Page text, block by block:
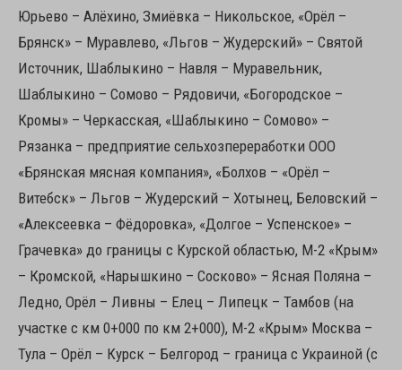
Юрьево – Алёхино, Змиёвка – Никольское, «Орёл –
Брянск» – Муравлево, «Льгов – Жудерский» – Святой
Источник, Шаблыкино – Навля – Муравельник,
Шаблыкино – Сомово – Рядовичи, «Богородское –
Кромы» – Черкасская, «Шаблыкино – Сомово» –
Рязанка – предприятие сельхозпереработки ООО
«Брянская мясная компания», «Болхов – «Орёл –
Витебск» – Льгов – Жудерский – Хотынец, Беловский –
«Алексеевка – Фёдоровка», «Долгое – Успенское» –
Грачевка» до границы с Курской областью, М-2 «Крым»
– Кромской, «Нарышкино – Сосково» – Ясная Поляна –
Ледно, Орёл – Ливны – Елец – Липецк – Тамбов (на
участке с км 0+000 по км 2+000), М-2 «Крым» Москва –
Тула – Орёл – Курск – Белгород – граница с Украиной (с